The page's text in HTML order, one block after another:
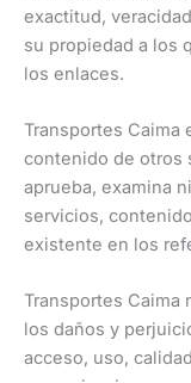
exactitud,
su propiedad a los
los enlaces.
Transportes Caima
contenido de otros
aprueba, examina
servicios,
existente en los
Transportes Caima
los daños y
acceso, uso,